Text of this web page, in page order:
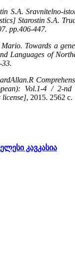
S.A. Sravnitelno-
Starostin S.A.
pp.406-447.
Towards a
Languages of
Vol.1-4 / 2-
license], 2015. 2562 с.
კავკასია